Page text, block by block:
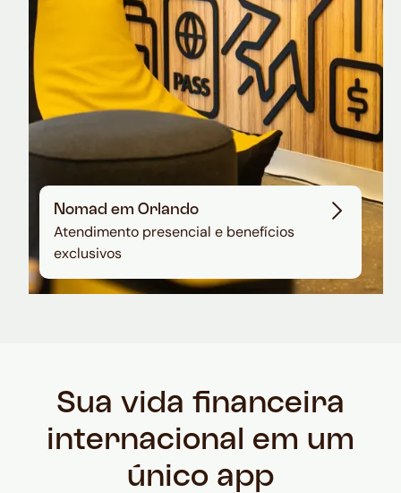
Nomad em Orlando
Atendimento presencial e benefícios
exclusivos
Sua vida financeira
internacional em um
único app